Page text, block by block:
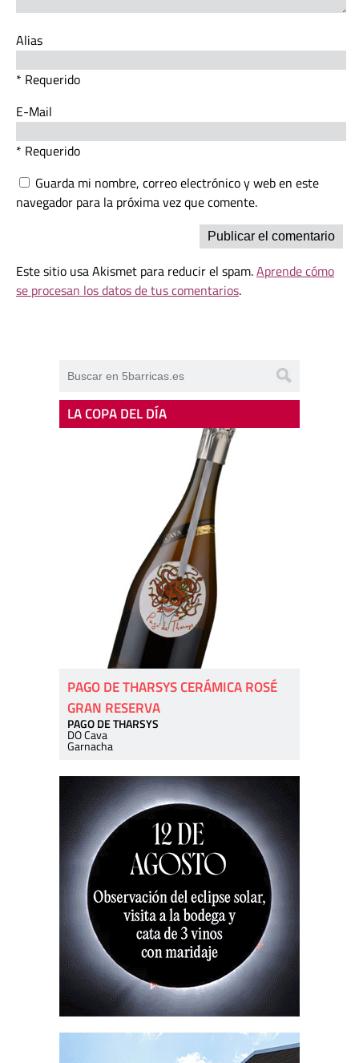
Alias
* Requerido
E-Mail
* Requerido
Guarda mi nombre, correo electrónico y web en este
navegador para la próxima vez que comente.
Este sitio usa Akismet para reducir el spam.Aprende cómo
se procesan los datos de tus comentarios.
LA COPA DEL DÍA
PAGO DE THARSYS CERÁMICA ROSÉ
GRAN RESERVA
PAGO DE THARSYS
DO Cava
Garnacha